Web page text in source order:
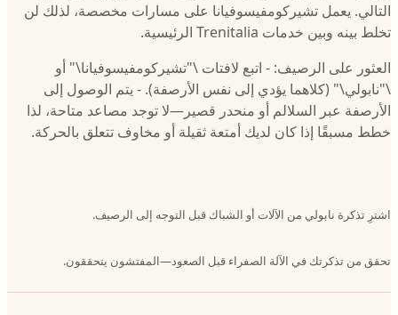
التالي. يعمل تشيركومفيسوفيانا على مسارات مخصصة، لذلك لن
تخلط بينه وبين خدمات Trenitalia الرئيسية.
العثور على الرصيف: - اتبع لافتات \"تشيركومفيسوفيانا\" أو
\"نابولي\" (كلاهما يؤدي إلى نفس الأرصفة). - يتم الوصول إلى
الأرصفة عبر السلالم أو منحدر قصير—لا توجد مصاعد متاحة، لذا
خطط مسبقًا إذا كان لديك أمتعة ثقيلة أو مخاوف تتعلق بالحركة.
اشترِ تذكرة نابولي من الآلات أو الشباك قبل التوجه إلى الرصيف.
تحقق من تذكرتك في الآلة الصفراء قبل الصعود—المفتشون يتحققون.